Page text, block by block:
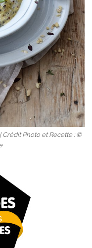
Crédit Photo et Recette : ©